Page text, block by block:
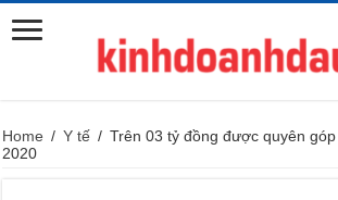
Home / Y tế / Trên 03 tỷ đồng được quyên
2020